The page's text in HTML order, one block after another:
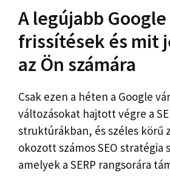
A legújabb Google
frissítések és mit
az Ön számára
Csak ezen a héten a Google
változásokat hajtott végre a
struktúrákban, és széles körű
okozott számos SEO stratégia
amelyek a SERP rangsorára